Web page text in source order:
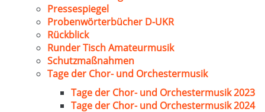
Pressespiegel
Probenwörterbücher D-UKR
Rückblick
Runder Tisch Amateurmusik
Schutzmaßnahmen
Tage der Chor- und Orchestermusik
Tage der Chor- und Orchestermusik 2023
Tage der Chor- und Orchestermusik 2024